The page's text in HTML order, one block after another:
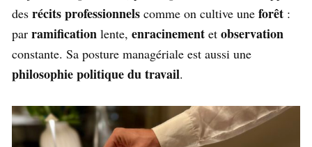
des récits professionnels comme on cultive une forêt :
par ramification lente, enracinement et observation
constante. Sa posture managériale est aussi une
philosophie politique du travail.